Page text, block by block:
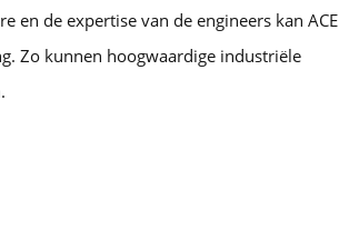
de expertise van de engineers kan ACE
Zo kunnen hoogwaardige industriële